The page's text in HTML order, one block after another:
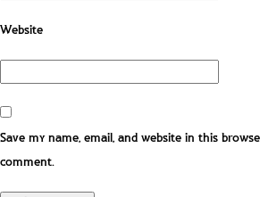
Website
Save my name, email, and website in this
comment.